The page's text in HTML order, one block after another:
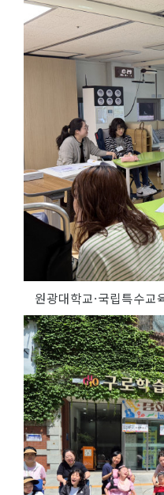
원광대학교·국립특수